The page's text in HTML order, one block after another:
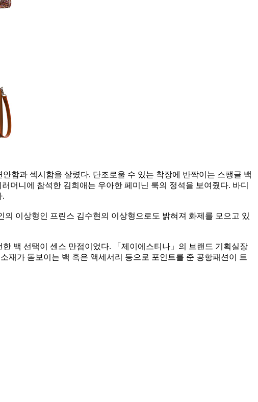
함과 섹시함을 살렸다. 단조로울 수 있는 착장에 반짝이는 스팽글 백
머니에 참석한 김희애는 우아한 페미닌 룩의 정석을 보여줬다. 바디
.
이상형인 프린스 김수현의 이상형으로도 밝혀져 화제를 모으고 있
백 선택이 센스 만점이었다. 「제이에스티나」의 브랜드 기획실장
재가 돋보이는 백 혹은 액세서리 등으로 포인트를 준 공항패션이 트